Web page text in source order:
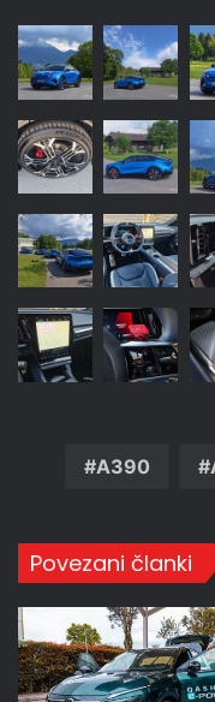
A390
Povezani članki